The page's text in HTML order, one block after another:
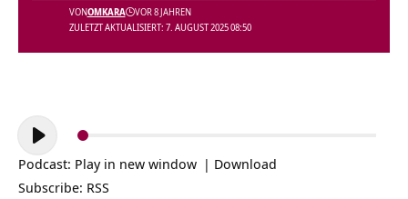
ZULETZT AKTUALISIERT: 7. AUGUST 2025 08:50
VONOMKARA VOR 8 JAHREN
Audio-
Player
Podcast: Play in new window | Download
Subscribe: RSS